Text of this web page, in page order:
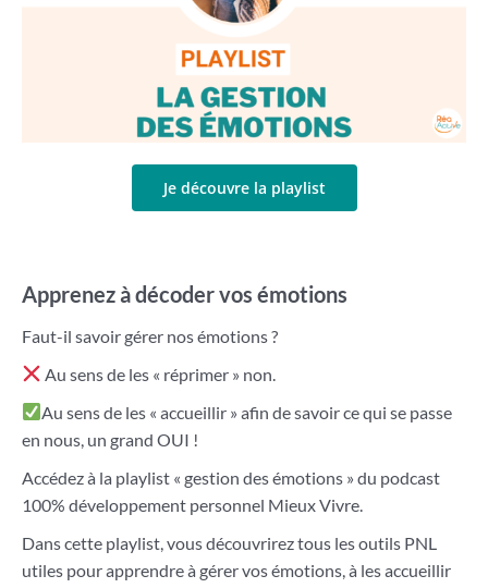
Je découvre la playlist
Apprenez à décoder vos émotions
Faut-il savoir gérer nos émotions ?
Au sens de les « réprimer » non.
Au sens de les « accueillir » afin de savoir ce qui se passe
en nous, un grand OUI !
Accédez à la playlist « gestion des émotions » du podcast
100% développement personnel Mieux Vivre.
Dans cette playlist, vous découvrirez tous les outils PNL
utiles pour apprendre à gérer vos émotions, à les accueillir